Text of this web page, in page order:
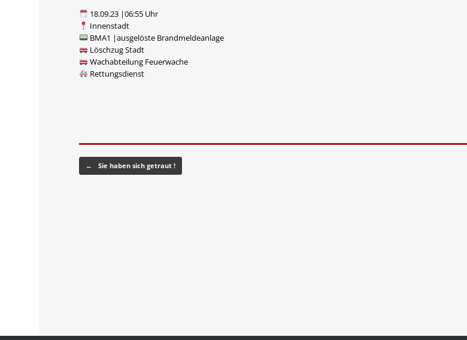
18.09.23 |06:55 Uhr
Innenstadt
BMA1 |ausgelöste Brandmeldeanlage
Löschzug Stadt
Wachabteilung Feuerwache
Rettungsdienst
Beitragsnavigation
← Sie haben sich getraut !